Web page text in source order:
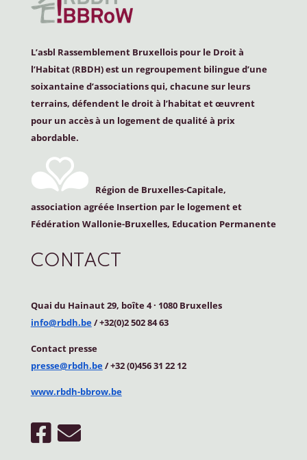
L’asbl Rassemblement Bruxellois pour le Droit à
l’Habitat (RBDH) est un regroupement bilingue d’une
soixantaine d’associations qui, chacune sur leurs
terrains, défendent le droit à l’habitat et œuvrent
pour un accès à un logement de qualité à prix
abordable.
Région de Bruxelles-Capitale,
association agréée Insertion par le logement et
Fédération Wallonie-Bruxelles, Education Permanente
CONTACT
Quai du Hainaut 29, boîte 4· 1080 Bruxelles
info@rbdh.be/ +32(0)2 502 84 63
Contact presse
presse@rbdh.be/ +32 (0)456 31 22 12
www.rbdh-bbrow.be